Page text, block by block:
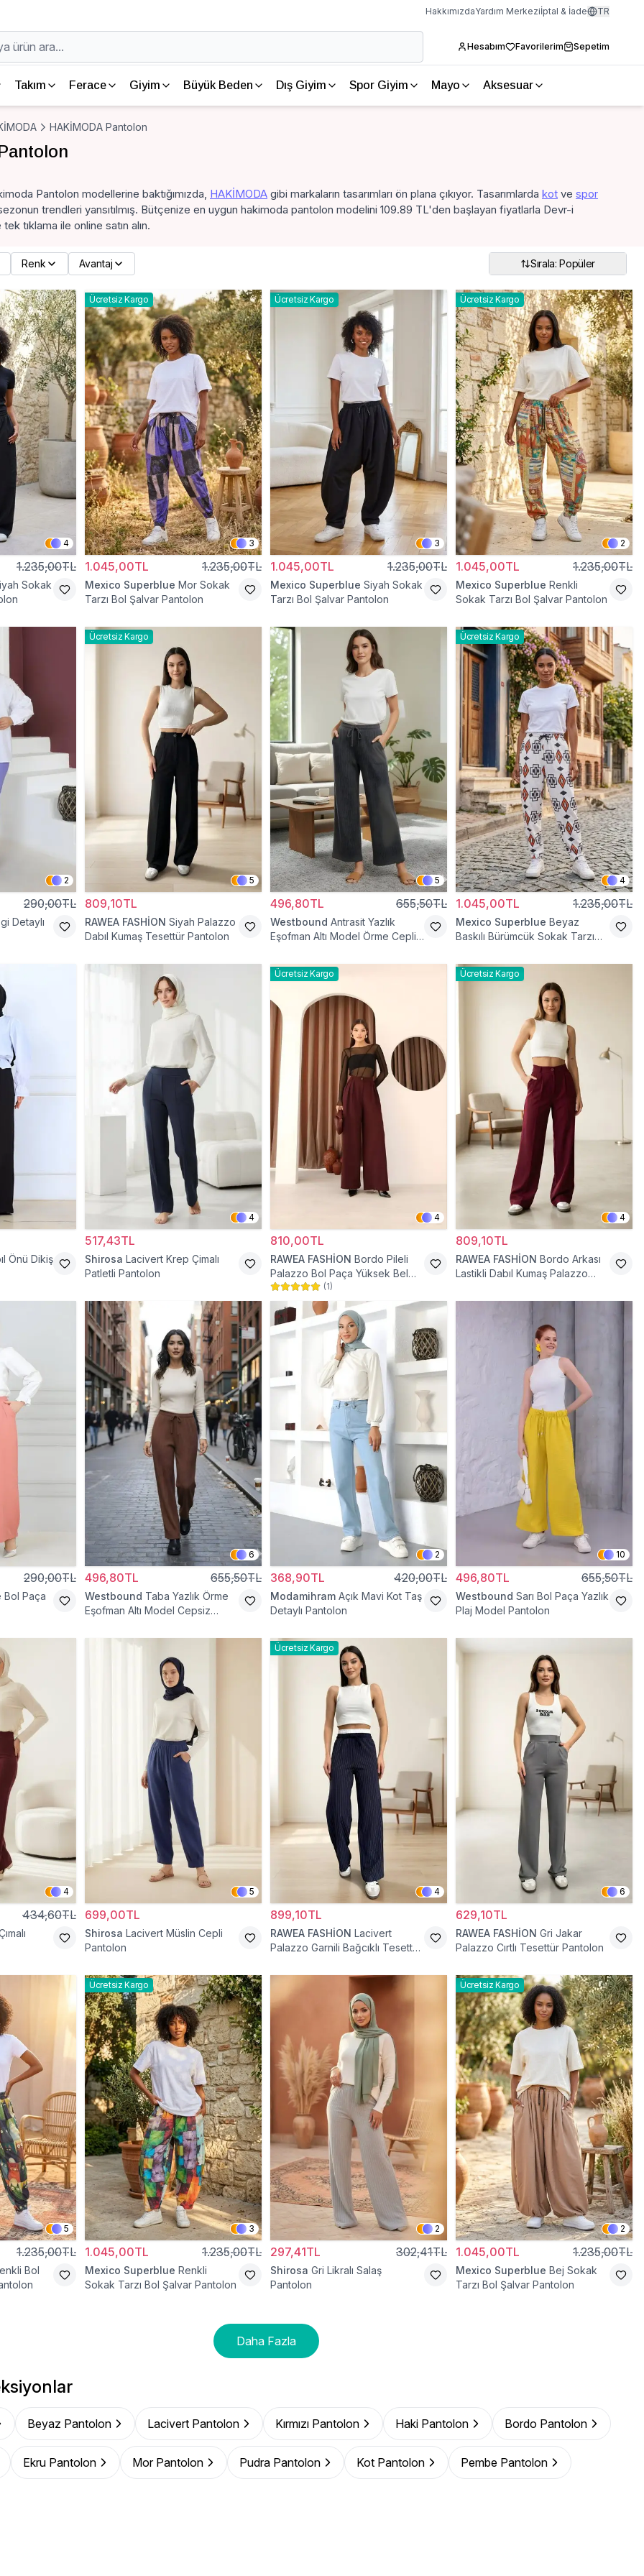
HakkımızdaYardım Merkeziİptal & İade TR
Hesabım Favorilerim Sepetim
Takım Ferace Giyim Büyük Beden Dış Giyim Spor Giyim Mayo Aksesuar
HAKİMODA Pantolon
Pantolon modellerine baktığımızda, HAKİMODA gibi markaların tasarımları ön plana çıkıyor. Tasarımlarda kot ve spor
trendleri yansıtılmış. Bütçenize en uygun hakimoda pantolon modelini 109.89 TL'den başlayan fiyatlarla Devr-i
tıklama ile online satın alın.
Renk Avantaj Sırala: Popüler
4
1.235,00TL
Sokak
Ücretsiz Kargo
3
1.045,00TL 1.235,00TL
Mexico Superblue Mor Sokak
Tarzı Bol Şalvar Pantolon
Ücretsiz Kargo
3
1.045,00TL 1.235,00TL
Mexico Superblue Siyah Sokak
Tarzı Bol Şalvar Pantolon
Ücretsiz Kargo
2
1.045,00TL 1.235,00TL
Mexico Superblue Renkli
Sokak Tarzı Bol Şalvar Pantolon
2
290,00TL
Detaylı
Ücretsiz Kargo
5
809,10TL
RAWEA FASHİON Siyah Palazzo
Dabıl Kumaş Tesettür Pantolon
5
496,80TL 655,50TL
Westbound Antrasit Yazlık
Eşofman Altı Model Örme Cepli
Ücretsiz Kargo
4
1.045,00TL 1.235,00TL
Mexico Superblue Beyaz
Baskılı Bürümcük Sokak Tarzı
Önü Dikiş
4
517,43TL
Shirosa Lacivert Krep Çimalı
Patletli Pantolon
Ücretsiz Kargo
4
810,00TL
RAWEA FASHİON Bordo Pileli
Palazzo Bol Paça Yüksek Bel
Tesettür Pantolon
(1)
Ücretsiz Kargo
4
809,10TL
RAWEA FASHİON Bordo Arkası
Lastikli Dabıl Kumaş Palazzo
290,00TL
Bol Paça
6
496,80TL 655,50TL
Westbound Taba Yazlık Örme
Eşofman Altı Model Cepsiz
2
368,90TL 420,00TL
Modamihram Açık Mavi Kot Taş
Detaylı Pantolon
10
496,80TL 655,50TL
Westbound Sarı Bol Paça Yazlık
Plaj Model Pantolon
4
434,60TL
5
699,00TL
Shirosa Lacivert Müslin Cepli
Pantolon
Ücretsiz Kargo
4
899,10TL
RAWEA FASHİON Lacivert
Palazzo Garnili Bağcıklı Tesettür
6
629,10TL
RAWEA FASHİON Gri Jakar
Palazzo Cırtlı Tesettür Pantolon
5
1.235,00TL
Bol
Ücretsiz Kargo
3
1.045,00TL 1.235,00TL
Mexico Superblue Renkli
Sokak Tarzı Bol Şalvar Pantolon
2
297,41TL 302,41TL
Shirosa Gri Likralı Salaş
Pantolon
Ücretsiz Kargo
2
1.045,00TL 1.235,00TL
Mexico Superblue Bej Sokak
Tarzı Bol Şalvar Pantolon
Daha Fazla
Beyaz Pantolon Lacivert Pantolon Kırmızı Pantolon Haki Pantolon Bordo Pantolon
Ekru Pantolon Mor Pantolon Pudra Pantolon Kot Pantolon Pembe Pantolon